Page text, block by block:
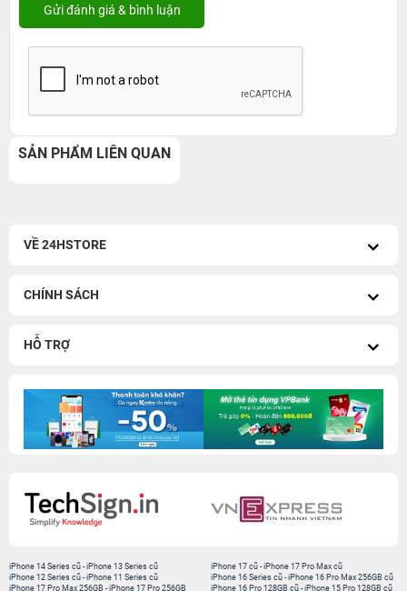
SẢN PHẨM LIÊN QUAN
VỀ 24HSTORE
CHÍNH SÁCH
HỖ TRỢ
iPhone 14 Series cũ -iPhone 13 Series cũ
iPhone 12 Series cũ -iPhone 11 Series cũ
iPhone 17 Pro Max 256GB -iPhone 17 Pro 256GB
iPhone 17 cũ-iPhone 17 Pro Max cũ
iPhone 16 Series cũ- iPhone 16 Pro Max 256GB cũ
iPhone 16 Pro 128GB cũ-iPhone 15 Pro 128GB cũ